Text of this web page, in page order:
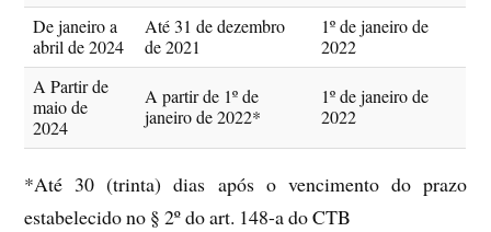
De janeiro a
abril de 2024
Até 31 de dezembro
de 2021
1º de janeiro de
2022
A Partir de
maio de
2024
A partir de 1º de
janeiro de 2022*
1º de janeiro de
2022
*Até 30 (trinta) dias após o vencimento do prazo
estabelecido no § 2º do art. 148-a do CTB